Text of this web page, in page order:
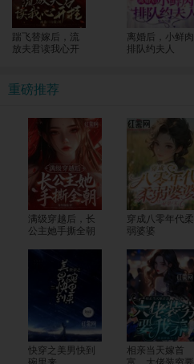
踹飞替嫁后，流
放夫君读我心开
离婚后，小鲜肉
排队约夫人
重磅推荐
满级穿越后，长
公主她手撕全朝
穿成八零年代柔
弱婆婆
快穿之美男快到
相亲当天嫁首